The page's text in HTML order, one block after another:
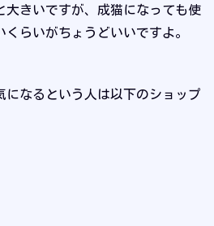
大きいですが、成猫になっても使
らいがちょうどいいですよ。
になるという人は以下のショップ